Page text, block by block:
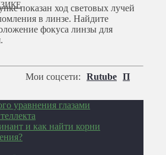
показан ход световых лучей
в линзе. Найдите
фокуса линзы для
Мои соцсети: Rutube П
и как найти корни